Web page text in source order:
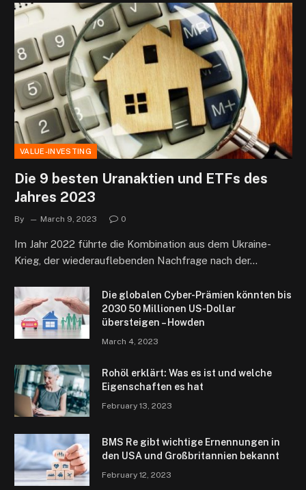
VALUE-INVESTING
Die 9 besten Uranaktien und ETFs des
Jahres 2023
By March 9, 2023 0
Im Jahr 2022 führte die Kombination aus dem Ukraine-
Krieg, der wiederauflebenden Nachfrage nach der…
Die globalen Cyber-Prämien könnten bis
2030 50 Millionen US-Dollar
übersteigen – Howden
March 4, 2023
Rohöl erklärt: Was es ist und welche
Eigenschaften es hat
February 13, 2023
BMS Re gibt wichtige Ernennungen in
den USA und Großbritannien bekannt
February 12, 2023